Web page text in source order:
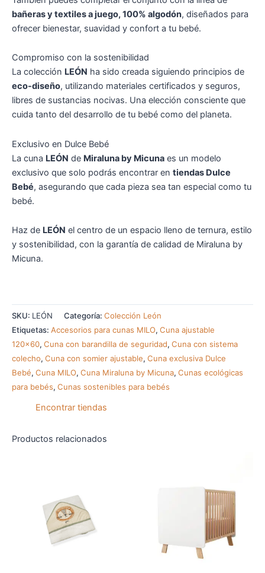
bañeras y textiles a juego, 100% algodón, diseñados para
ofrecer bienestar, suavidad y confort a tu bebé.
Compromiso con la sostenibilidad
La colección LEÓN ha sido creada siguiendo principios de
eco-diseño, utilizando materiales certificados y seguros,
libres de sustancias nocivas. Una elección consciente que
cuida tanto del desarrollo de tu bebé como del planeta.
Exclusivo en Dulce Bebé
La cuna LEÓN de Miraluna by Micuna es un modelo
exclusivo que solo podrás encontrar en tiendas Dulce
Bebé, asegurando que cada pieza sea tan especial como tu
bebé.
Haz de LEÓN el centro de un espacio lleno de ternura, estilo
y sostenibilidad, con la garantía de calidad de Miraluna by
Micuna.
SKU: LEÓN Categoría: Colección León
Etiquetas: Accesorios para cunas MILO, Cuna ajustable
120x60, Cuna con barandilla de seguridad, Cuna con sistema
colecho, Cuna con somier ajustable, Cuna exclusiva Dulce
Bebé, Cuna MILO, Cuna Miraluna by Micuna, Cunas ecológicas
para bebés, Cunas sostenibles para bebés
Encontrar tiendas
Productos relacionados